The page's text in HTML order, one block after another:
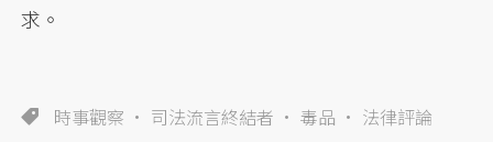
求。
時事觀察 司法流言終結者 毒品 法律評論